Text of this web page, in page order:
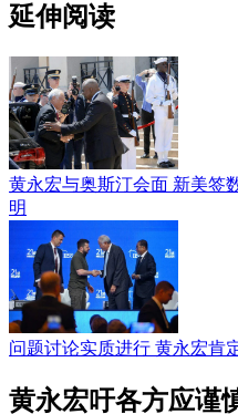
延伸阅读
黄永宏与奥斯汀会面 新美签
明
问题讨论实质进行 黄永宏肯
黄永宏吁各方应谨